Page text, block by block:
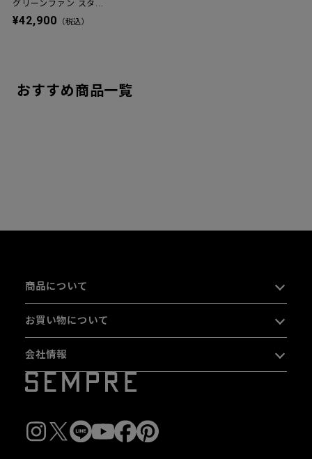
グリーンファン スタ...
¥42,900 （税込）
おすすめ商品一覧
商品について
お買い物について
会社情報